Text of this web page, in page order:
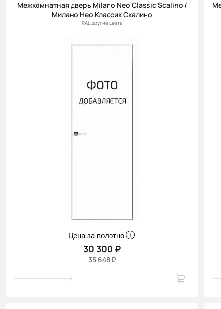
Межкомнатная дверь Milano Neo Classic Scalino /
Милано Нео Классик Скалино
RAL другие цвета
Цена за полотно
30 300 ₽
35 648 ₽